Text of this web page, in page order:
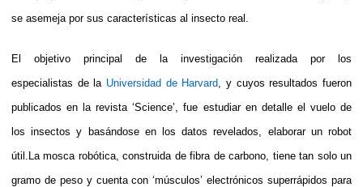
se asemeja por sus características al insecto real.
El objetivo principal de la investigación realizada por los
especialistas de la Universidad de Harvard , y cuyos resultados fueron
publicados en la revista ‘Science’, fue estudiar en detalle el vuelo de
los insectos y basándose en los datos revelados, elaborar un robot
útil.La mosca robótica, construida de fibra de carbono, tiene tan solo un
gramo de peso y cuenta con ‘músculos’ electrónicos superrápidos para